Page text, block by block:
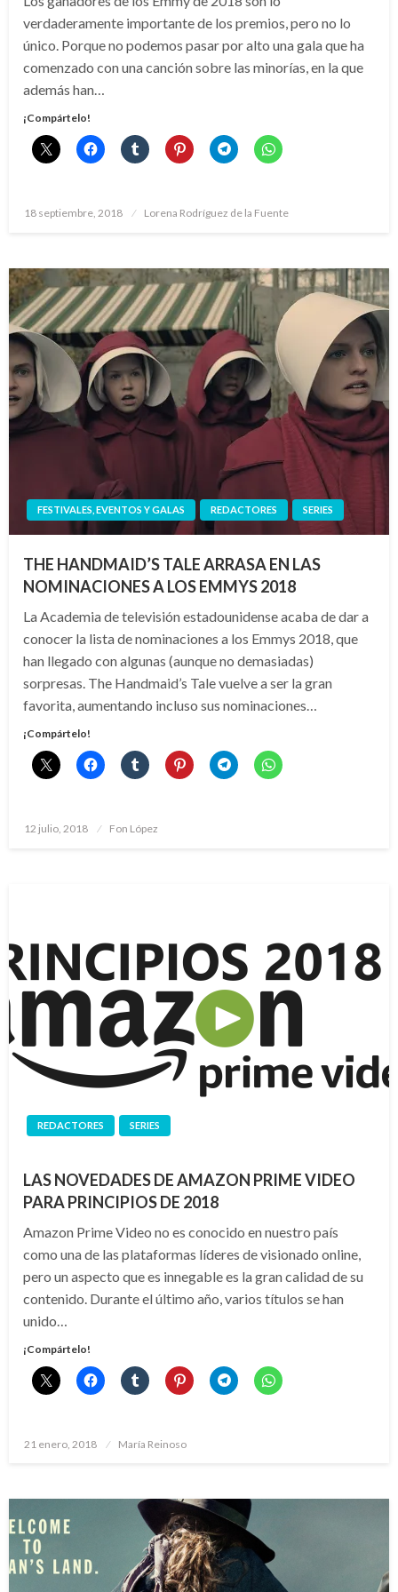
verdaderamente importante de los premios, pero no lo
único. Porque no podemos pasar por alto una gala que ha
comenzado con una canción sobre las minorías, en la que
además han…
¡Compártelo!
Publicado
18 septiembre, 2018 Lorena Rodríguez de la Fuente
FESTIVALES, EVENTOS Y GALAS REDACTORES SERIES
THE HANDMAID’S TALE ARRASA EN LAS
NOMINACIONES A LOS EMMYS 2018
La Academia de televisión estadounidense acaba de dar a
conocer la lista de nominaciones a los Emmys 2018, que
han llegado con algunas (aunque no demasiadas)
sorpresas. The Handmaid’s Tale vuelve a ser la gran
favorita, aumentando incluso sus nominaciones…
¡Compártelo!
Publicado
12 julio, 2018 Fon López
REDACTORES SERIES
LAS NOVEDADES DE AMAZON PRIME VIDEO
PARA PRINCIPIOS DE 2018
Amazon Prime Video no es conocido en nuestro país
como una de las plataformas líderes de visionado online,
pero un aspecto que es innegable es la gran calidad de su
contenido. Durante el último año, varios títulos se han
unido…
¡Compártelo!
Publicado
21 enero, 2018 María Reinoso